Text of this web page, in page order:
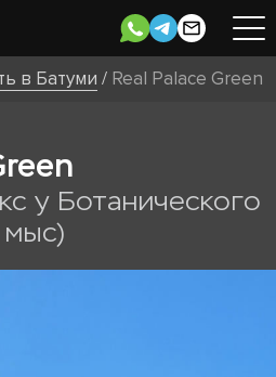
в Батуми / Real Palace Green
у Ботанического